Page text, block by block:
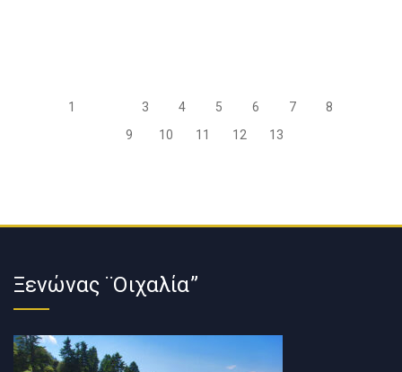
1 3 4 5 6 7
8
9
10 11 12 13
Ξενώνας ¨Οιχαλία”